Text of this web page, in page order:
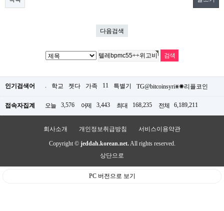
다음검색
인기검색어 . 학교 젯다 가족 11 특별기 TG@bitcoinsyri⨳✺리플코인
접속자집계 오늘 3,576 어제 3,443 최대 168,235 전체 6,189,211
회사소개 개인정보취급방침 서비스이용약관
Copyright © jeddah.korean.net.All rights reserved.
상단으로
PC 버전으로 보기